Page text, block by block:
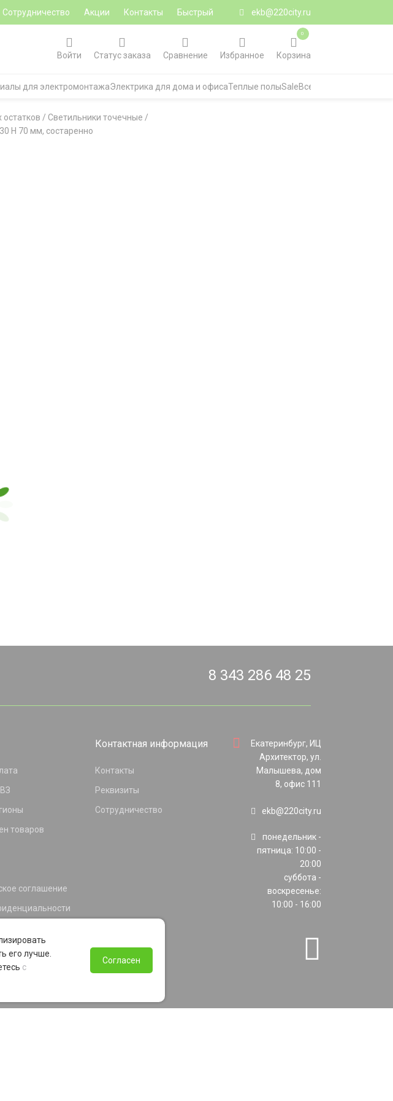
Сотрудничество Акции Контакты
Быстрый
ekb@220city.ru
Войти
Статус заказа Сравнение Избранное Корзина
0
для электромонтажаЭлектрика для дома и офисаТеплые полыSaleВсе категории
остатков / Светильники точечные /
H 70 мм, состаренно
8 343 286 48 25
товаров
соглашение
Контактная информация
Контакты
Реквизиты
Сотрудничество
Екатеринбург, ИЦ
Архитектор, ул.
Малышева, дом
8, офис 111
ekb@220city.ru
понедельник -
пятница: 10:00 -
20:00
суббота -
воскресенье:
10:00 - 16:00
его лучше.
с
Согласен